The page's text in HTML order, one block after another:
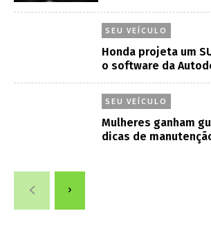
SEU VEÍCULO
Honda projeta um
o software da
SEU VEÍCULO
Mulheres ganham
dicas de